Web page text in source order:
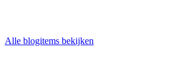
Alle blogitems bekijken